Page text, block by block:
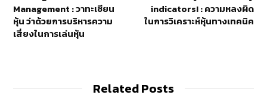
Management : วาทะเซียน
หุ้น ว่าด้วยการบริหารความ
เสี่ยงในการเล่นหุ้น
indicators! : ความหลงผิด
ในการวิเคราะห์หุ้นทางเทคนิค
Related Posts